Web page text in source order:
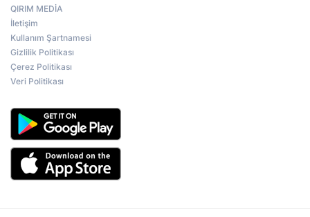
QIRIM MEDİA
İletişim
Kullanım Şartnamesi
Gizlilik Politikası
Çerez Politikası
Veri Politikası